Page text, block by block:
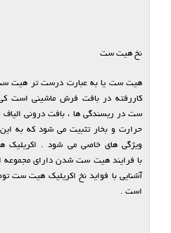
نخ هیت ست
هیت ست یا به عبارت درست تر هیت
کاررفته در بافت فرش ماشینی است
ست در ریسندگی ها ، بافت درونی
حرارت و بخار تثبیت می شود که به
ویژگی های خاصی می شود .
با فرایند هیت ست شدن دارای مجموعه
آشنایی با فواید نخ اکریلیک هیت ست
است .